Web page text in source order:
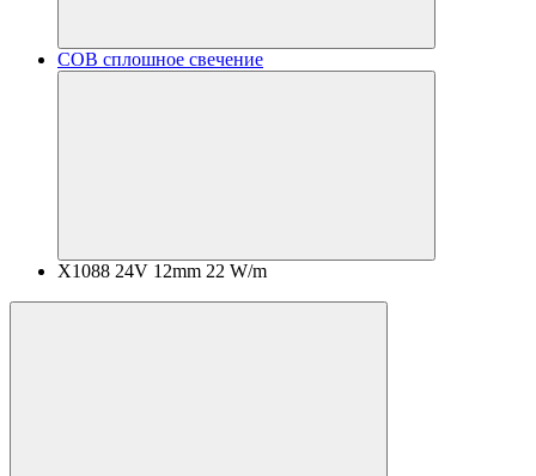
COB сплошное свечение
X1088 24V 12mm 22 W/m